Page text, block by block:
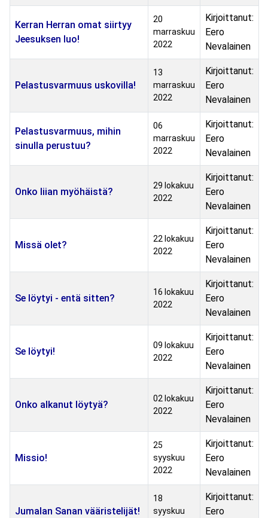
Kerran Herran omat siirtyy
Jeesuksen luo!
20
marraskuu
2022
Kirjoittanut:
Eero
Nevalainen
Pelastusvarmuus uskovilla!
13
marraskuu
2022
Kirjoittanut:
Eero
Nevalainen
Pelastusvarmuus, mihin
sinulla perustuu?
06
marraskuu
2022
Kirjoittanut:
Eero
Nevalainen
Onko liian myöhäistä?
29 lokakuu
2022
Kirjoittanut:
Eero
Nevalainen
Missä olet?
22 lokakuu
2022
Kirjoittanut:
Eero
Nevalainen
Se löytyi - entä sitten?
16 lokakuu
2022
Kirjoittanut:
Eero
Nevalainen
Se löytyi!
09 lokakuu
2022
Kirjoittanut:
Eero
Nevalainen
Onko alkanut löytyä?
02 lokakuu
2022
Kirjoittanut:
Eero
Nevalainen
Missio!
25
syyskuu
2022
Kirjoittanut:
Eero
Nevalainen
Jumalan Sanan vääristelijät!
18
syyskuu
Kirjoittanut:
Eero